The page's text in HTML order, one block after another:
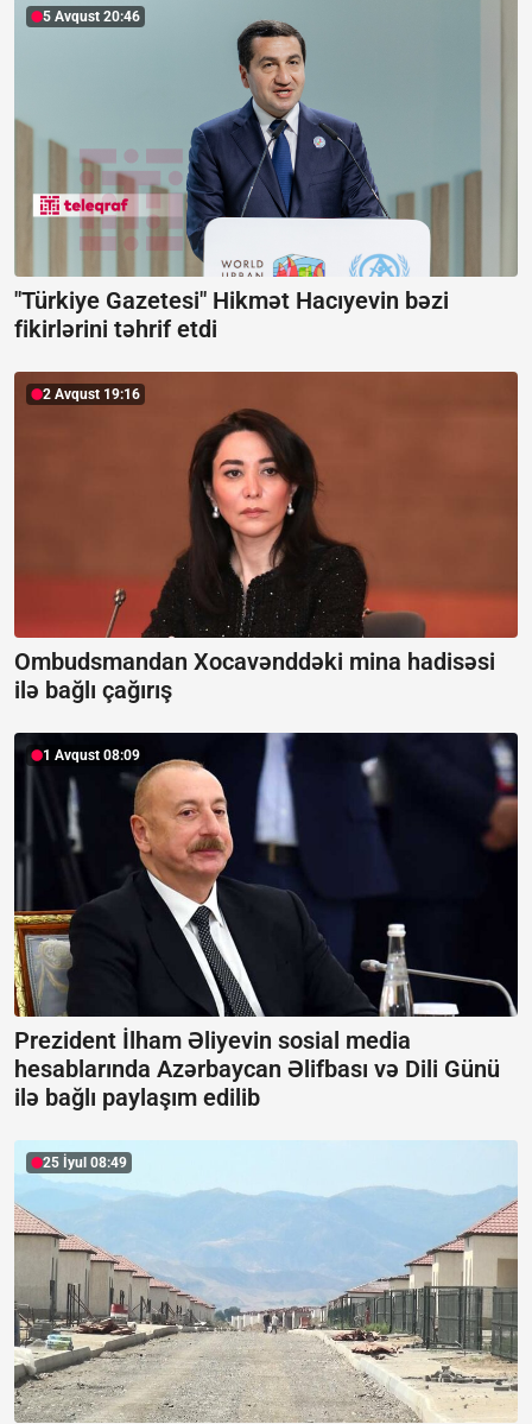
5 Avqust 20:46
"Türkiye Gazetesi" Hikmət Hacıyevin bəzi
fikirlərini təhrif etdi
2 Avqust 19:16
Ombudsmandan Xocavənddəki mina hadisəsi
ilə bağlı çağırış
1 Avqust 08:09
Prezident İlham Əliyevin sosial media
hesablarında Azərbaycan Əlifbası və Dili Günü
ilə bağlı paylaşım edilib
25 İyul 08:49